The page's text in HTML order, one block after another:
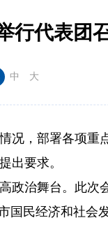
行代表团
中 大
况，部署各项
出要求。
治舞台。此次
民经济和社会